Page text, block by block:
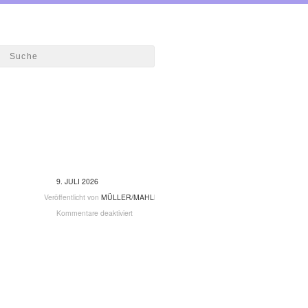
9. JULI 2026
Veröffentlicht vonMÜLLER/MAHLKE
Kommentare deaktiviert